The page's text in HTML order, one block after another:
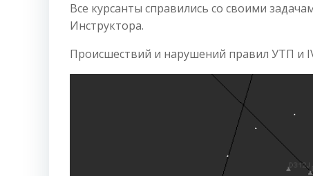
Все курсанты справились со своими
Инструктора.
Происшествий и нарушений правил УТП и